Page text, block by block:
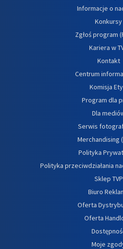
Informacje o
Konkursy
Zgłoś program
Kariera w
Kontakt
Centrum
Komisja
Program dla
Dla
Serwis
Merchandising
Polityka
Polityka przeciwdziałania
Sklep TVP
Biuro
Oferta
Oferta
Moje